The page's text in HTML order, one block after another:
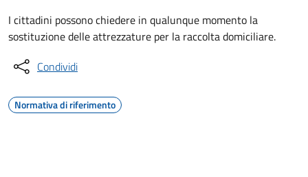
I cittadini possono chiedere in qualunque momento la
sostituzione delle attrezzature per la raccolta domiciliare.
Condividi
Normativa di riferimento